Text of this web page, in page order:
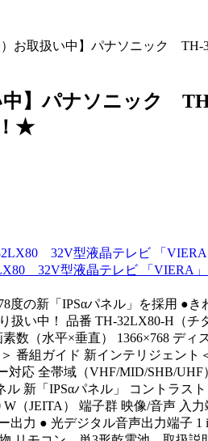
）お取扱い中】パナソニック
中】パナソニック
★
32V型液晶テレビ 「VIERA
度の新「IPSαパネル」を採用 ●
い中！ 品番 TH-32LX80-H（チ
（水平×垂直） 1366×768 ディ
番組ガイド 新インテリジェン
応 全帯域（VHF/MID/SHB/
新「IPSαパネル」 コントラス
（JEITA） 端子群 映像/音声 入
力 ● 光デジタル音声出力端子